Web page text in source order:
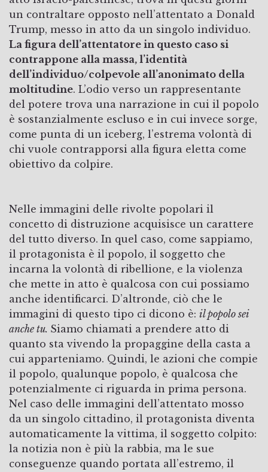
un contraltare opposto nell’attentato a Donald
Trump, messo in atto da un singolo individuo.
La figura dell’attentatore in questo caso si
contrappone alla massa, l’identità
dell’individuo/colpevole all’anonimato della
moltitudine. L’odio verso un rappresentante
del potere trova una narrazione in cui il popolo
è sostanzialmente escluso e in cui invece sorge,
come punta di un iceberg, l’estrema volontà di
chi vuole contrapporsi alla figura eletta come
obiettivo da colpire.
Nelle immagini delle rivolte popolari il
concetto di distruzione acquisisce un carattere
del tutto diverso. In quel caso, come sappiamo,
il protagonista è il popolo, il soggetto che
incarna la volontà di ribellione, e la violenza
che mette in atto è qualcosa con cui possiamo
anche identificarci. D’altronde, ciò che le
immagini di questo tipo ci dicono è: il popolo sei
anche tu. Siamo chiamati a prendere atto di
quanto sta vivendo la propaggine della casta a
cui apparteniamo. Quindi, le azioni che compie
il popolo, qualunque popolo, è qualcosa che
potenzialmente ci riguarda in prima persona.
Nel caso delle immagini dell’attentato mosso
da un singolo cittadino, il protagonista diventa
automaticamente la vittima, il soggetto colpito:
la notizia non è più la rabbia, ma le sue
conseguenze quando portata all’estremo, il